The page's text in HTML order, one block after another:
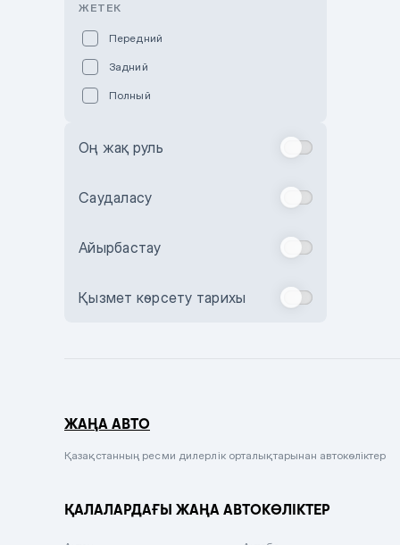
Зеленый
Бежевый
Комбинированный
Сиреневый металлик
Вишневый
ЖЕТЕК
Передний
Задний
Полный
Оң жақ руль
Саудаласу
Айырбастау
Қызмет көрсету тарихы
ЖАҢА АВТО
Қазақстанның ресми дилерлік орталықтарынан автокөліктер
ҚАЛАЛАРДАҒЫ ЖАҢА АВТОКӨЛІКТЕР